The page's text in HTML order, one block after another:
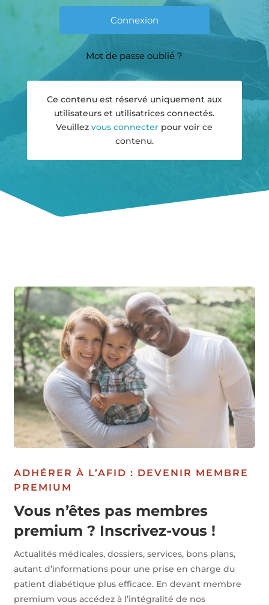
Mot de passe oublié ?
Ce contenu est réservé uniquement aux
utilisateurs et utilisatrices connectés.
Veuillezvous connecter pour voir ce
contenu.
ADHÉRER À L’AFID : DEVENIR MEMBRE
PREMIUM
Vous n’êtes pas membres
premium ? Inscrivez-vous !
Actualités médicales, dossiers, services, bons plans,
autant d’informations pour une prise en charge du
patient diabétique plus efficace. En devant membre
premium vous accédez à l’intégralité de nos